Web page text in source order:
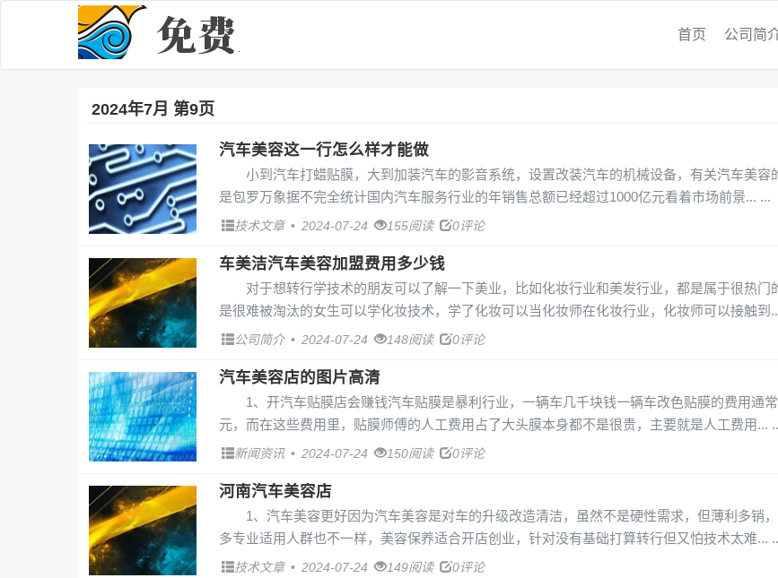
首页 公司简
2024年7月 第9页
汽车美容这一行怎么样才能做
小到汽车打蜡贴膜，大到加装汽车的影音系统，设置改装汽车的机械设备，有关汽车美容
是包罗万象据不完全统计国内汽车服务行业的年销售总额已经超过1000亿元看着市场前景...
技术文章 • 2024-07-24 155阅读 0评论
车美洁汽车美容加盟费用多少钱
对于想转行学技术的朋友可以了解一下美业，比如化妆行业和美发行业，都是属于很热门
是很难被淘汰的女生可以学化妆技术，学了化妆可以当化妆师在化妆行业，化妆师可以接触到
公司简介 • 2024-07-24 148阅读 0评论
汽车美容店的图片高清
1、开汽车贴膜店会赚钱汽车贴膜是暴利行业，一辆车几千块钱一辆车改色贴膜的费用通
元，而在这些费用里，贴膜师傅的人工费用占了大头膜本身都不是很贵，主要就是人工费用...
新闻资讯 • 2024-07-24 150阅读 0评论
河南汽车美容店
1、汽车美容更好因为汽车美容是对车的升级改造清洁，虽然不是硬性需求，但薄利多销
多专业适用人群也不一样，美容保养适合开店创业，针对没有基础打算转行但又怕技术太难...
技术文章 • 2024-07-24 149阅读 0评论